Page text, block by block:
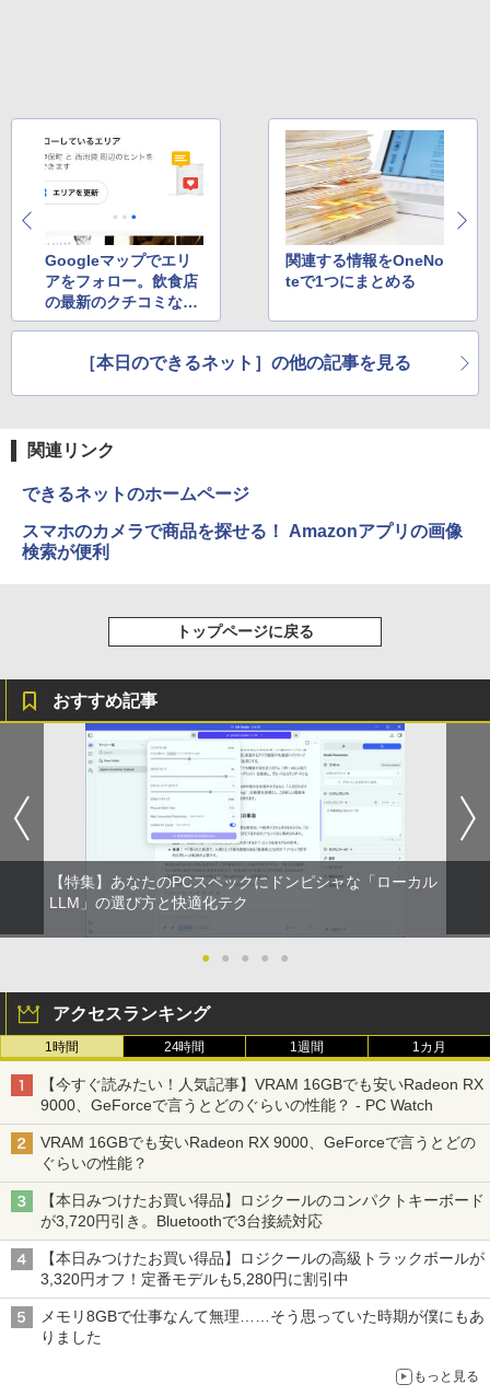
Googleマップでエリ
アをフォロー。飲食店
の最新のクチコミなど
を教えてもらえる
関連する情報をOneNo
teで1つにまとめる
［本日のできるネット］の他の記事を見る
関連リンク
できるネットのホームページ
スマホのカメラで商品を探せる！ Amazonアプリの画像
検索が便利
トップページに戻る
おすすめ記事
【特集】あなたのPCスペックにドンピシャな「ローカル
LLM」の選び方と快適化テク
● ● ● ● ●
アクセスランキング
1時間 24時間 1週間 1カ月
【今すぐ読みたい！人気記事】VRAM 16GBでも安いRadeon RX
9000、GeForceで言うとどのぐらいの性能？ - PC Watch
VRAM 16GBでも安いRadeon RX 9000、GeForceで言うとどの
ぐらいの性能？
【本日みつけたお買い得品】ロジクールのコンパクトキーボード
が3,720円引き。Bluetoothで3台接続対応
【本日みつけたお買い得品】ロジクールの高級トラックボールが
3,320円オフ！定番モデルも5,280円に割引中
メモリ8GBで仕事なんて無理……そう思っていた時期が僕にもあ
りました
もっと見る